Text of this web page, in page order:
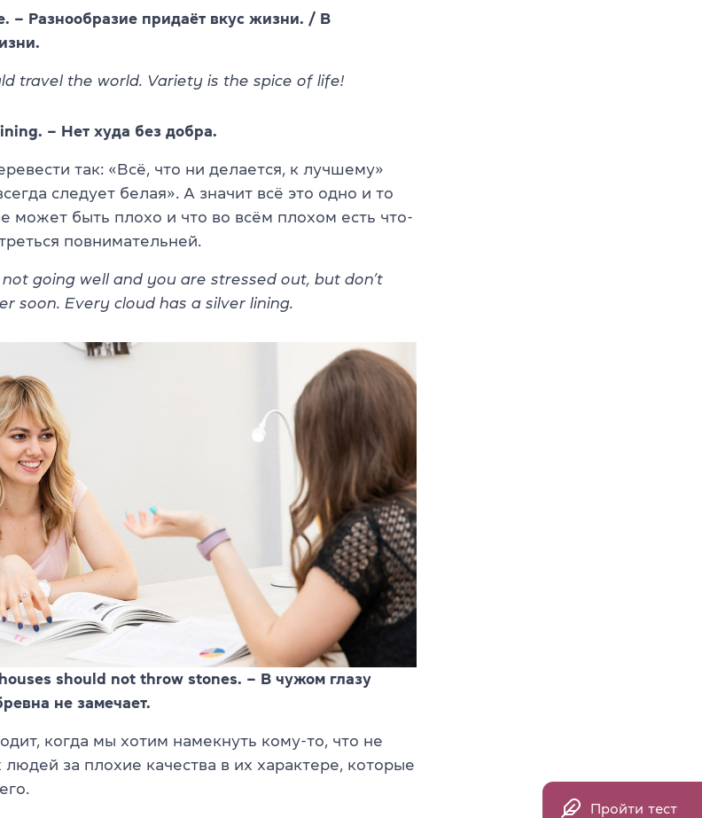
– Разнообразие придаёт вкус жизни. / В
travel the world. Variety is the spice of life!
– Нет худа без добра.
так: «Всё, что ни делается, к лучшему»
следует белая». А значит всё это одно и то
может быть плохо и что во всём плохом есть что-
повнимательней.
going well and you are stressed out, but don’t
soon. Every cloud has a silver lining.
should not throw stones. – В чужом глазу
не замечает.
когда мы хотим намекнуть кому-то, что не
людей за плохие качества в их характере, которые
Пройти тест